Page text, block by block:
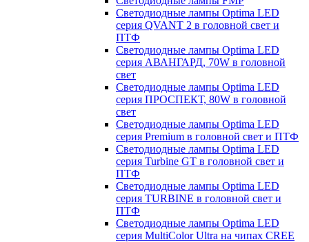
Светодиодные лампы Optima LED
серия QVANT 2 в головной свет и
ПТФ
Светодиодные лампы Optima LED
серия АВАНГАРД, 70W в головной
свет
Светодиодные лампы Optima LED
серия ПРОСПЕКТ, 80W в головной
свет
Светодиодные лампы Optima LED
серия Premium в головной свет и ПТФ
Светодиодные лампы Optima LED
серия Turbine GT в головной свет и
ПТФ
Светодиодные лампы Optima LED
серия TURBINE в головной свет и
ПТФ
Светодиодные лампы Optima LED
серия MultiColor Ultra на чипах CREE